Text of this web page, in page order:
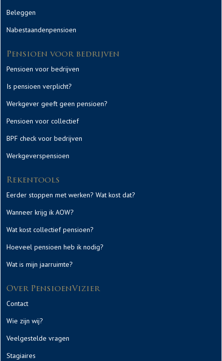
Beleggen
Nabestaandenpensioen
Pensioen voor bedrijven
Pensioen voor bedrijven
Is pensioen verplicht?
Werkgever geeft geen pensioen?
Pensioen voor collectief
BPF check voor bedrijven
Werkgeverspensioen
Rekentools
Eerder stoppen met werken? Wat kost dat?
Wanneer krijg ik AOW?
Wat kost collectief pensioen?
Hoeveel pensioen heb ik nodig?
Wat is mijn jaarruimte?
Over PensioenVizier
Contact
Wie zijn wij?
Veelgestelde vragen
Stagiaires